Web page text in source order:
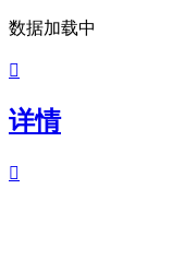
数据加载中

详情
